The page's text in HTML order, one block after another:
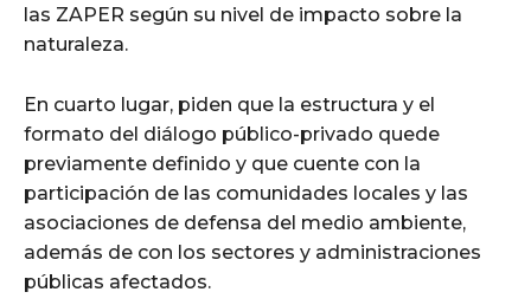
las ZAPER según su nivel de impacto sobre la
naturaleza.
En cuarto lugar, piden que la estructura y el
formato del diálogo público-privado quede
previamente definido y que cuente con la
participación de las comunidades locales y las
asociaciones de defensa del medio ambiente,
además de con los sectores y administraciones
públicas afectados.